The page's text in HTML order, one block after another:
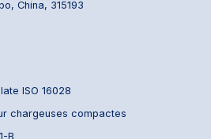
China, 315193
ISO 16028
chargeuses compactes
B